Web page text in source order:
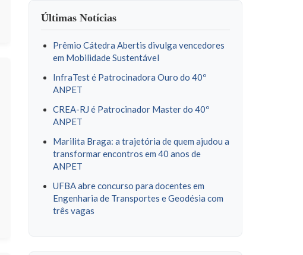
Últimas Notícias
Prêmio Cátedra Abertis divulga vencedores
em Mobilidade Sustentável
InfraTest é Patrocinadora Ouro do 40º
ANPET
CREA-RJ é Patrocinador Master do 40º
ANPET
Marilita Braga: a trajetória de quem ajudou a
transformar encontros em 40 anos de
ANPET
UFBA abre concurso para docentes em
Engenharia de Transportes e Geodésia com
três vagas